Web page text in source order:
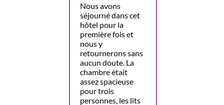
Nous avons
séjourné dans cet
hôtel pour la
première fois et
nous y
retournerons sans
aucun doute. La
chambre était
assez spacieuse
pour trois
personnes, les lits